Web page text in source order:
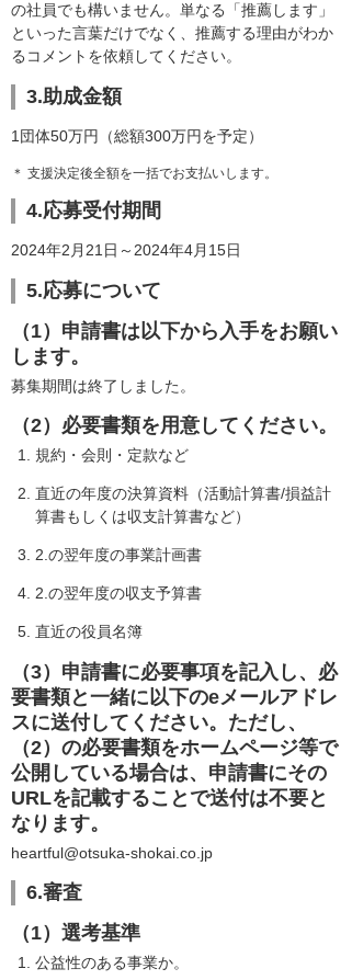
の社員でも構いません。単なる「推薦します」
といった言葉だけでなく、推薦する理由がわか
るコメントを依頼してください。
3.助成金額
1団体50万円（総額300万円を予定）
＊ 支援決定後全額を一括でお支払いします。
4.応募受付期間
2024年2月21日～2024年4月15日
5.応募について
（1）申請書は以下から入手をお願い
します。
募集期間は終了しました。
（2）必要書類を用意してください。
規約・会則・定款など
直近の年度の決算資料（活動計算書/損益計
算書もしくは収支計算書など）
2.の翌年度の事業計画書
2.の翌年度の収支予算書
直近の役員名簿
（3）申請書に必要事項を記入し、必
要書類と一緒に以下のeメールアドレ
スに送付してください。ただし、
（2）の必要書類をホームページ等で
公開している場合は、申請書にその
URLを記載することで送付は不要と
なります。
heartful@otsuka-shokai.co.jp
6.審査
（1）選考基準
公益性のある事業か。